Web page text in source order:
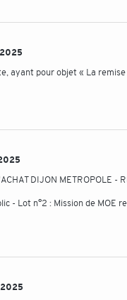
ayant pour objet « La
DIJON METROPOLE -
- Lot n°2 : Mission de MOE